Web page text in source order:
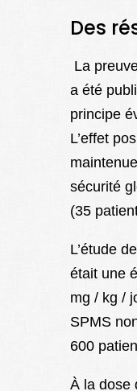
Des
La
a été
principe
L’effet
sécurité
(35
L’étude
était une
mg / kg /
SPMS
600
À la dose